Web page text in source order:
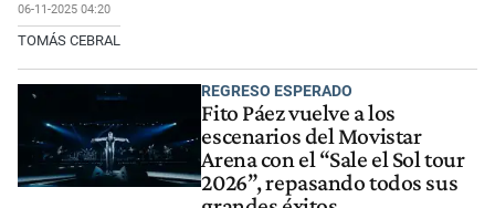
06-11-2025 04:20
TOMÁS CEBRAL
REGRESO ESPERADO
Fito Páez vuelve a los
escenarios del Movistar
Arena con el “Sale el Sol tour
2026”, repasando todos sus